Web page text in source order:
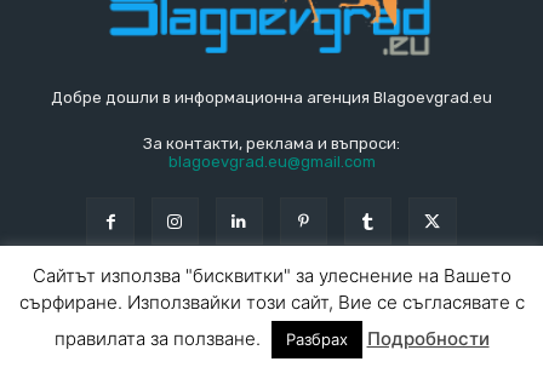
Добре дошли в информационна агенция Blagoevgrad.eu
За контакти, реклама и въпроси:
blagoevgrad.eu@gmail.com
Общи условия
За контакти
За реклама СПРАВОЧНИК СЪБИТИЯ